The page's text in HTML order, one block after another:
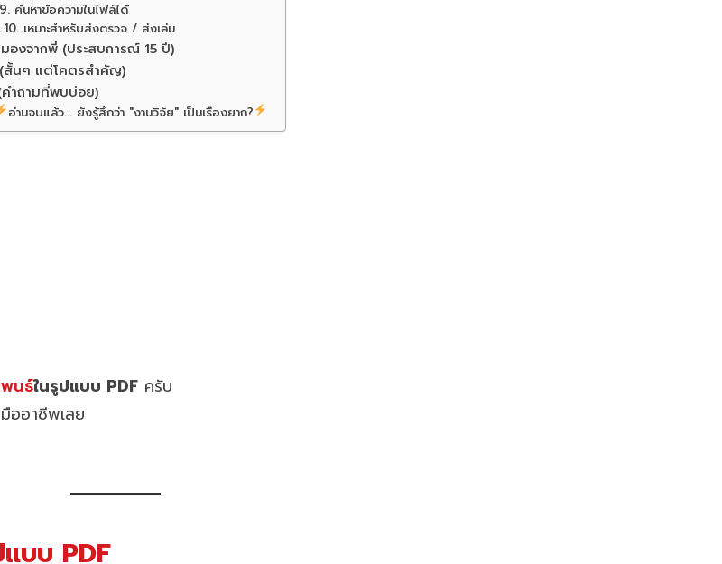
9. ค้นหาข้อความในไฟล์ได้
10. เหมาะสำหรับส่งตรวจ / ส่งเล่ม
องจากพี่ (ประสบการณ์ 15 ปี)
สั้นๆ แต่โคตรสำคัญ)
คำถามที่พบบ่อย)
อ่านจบแล้ว... ยังรู้สึกว่า "งานวิจัย" เป็นเรื่องยาก?
นธ์ในรูปแบบ PDF ครับ
ออาชีพเลย
บบ PDF